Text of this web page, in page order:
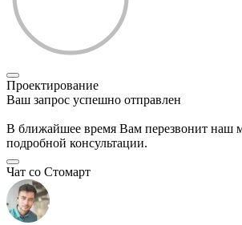
Проектирование
Ваш запрос успешно отправлен
В ближайшее время Вам перезвонит наш
подробной консультации.
Чат со Стомарт